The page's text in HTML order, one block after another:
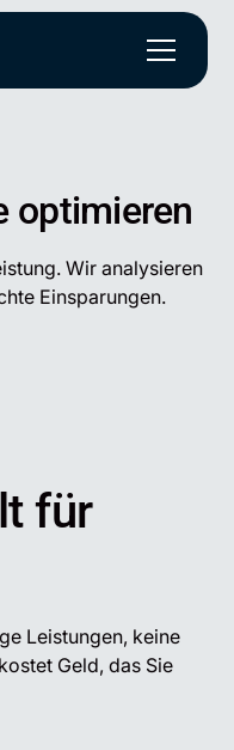
optimieren
Wir analysieren
Einsparungen.
für
Leistungen, keine
Geld, das Sie